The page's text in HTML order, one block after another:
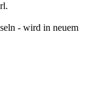
- wird in neuem